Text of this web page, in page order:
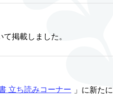
て掲載しました。
立ち読みコーナー
」に新た